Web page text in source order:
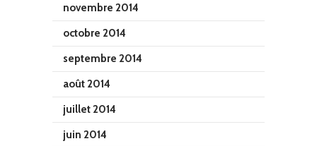
novembre 2014
octobre 2014
septembre 2014
août 2014
juillet 2014
juin 2014